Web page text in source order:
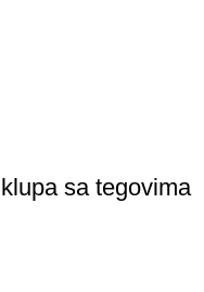
sa tegovima